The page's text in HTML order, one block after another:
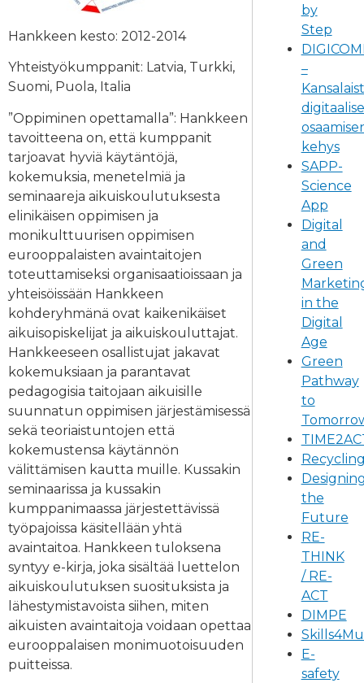
Hankkeen kesto: 2012-2014
Yhteistyökumppanit: Latvia, Turkki,
Suomi, Puola, Italia
”Oppiminen opettamalla”: Hankkeen
tavoitteena on, että kumppanit
tarjoavat hyviä käytäntöjä,
kokemuksia, menetelmiä ja
seminaareja aikuiskoulutuksesta
elinikäisen oppimisen ja
monikulttuurisen oppimisen
eurooppalaisten avaintaitojen
toteuttamiseksi organisaatioissaan ja
yhteisöissään Hankkeen
kohderyhmänä ovat kaikenikäiset
aikuisopiskelijat ja aikuiskouluttajat.
Hankkeeseen osallistujat jakavat
kokemuksiaan ja parantavat
pedagogisia taitojaan aikuisille
suunnatun oppimisen järjestämisessä
sekä teoriaistuntojen että
kokemustensa käytännön
välittämisen kautta muille. Kussakin
seminaarissa ja kussakin
kumppanimaassa järjestettävissä
työpajoissa käsitellään yhtä
avaintaitoa. Hankkeen tuloksena
syntyy e-kirja, joka sisältää luettelon
aikuiskoulutuksen suosituksista ja
lähestymistavoista siihen, miten
aikuisten avaintaitoja voidaan opettaa
eurooppalaisen monimuotoisuuden
puitteissa.
by
Step
–
kehys
SAPP-
Science
App
Digital
and
Green
in the
Digital
Age
Green
Pathway
to
the
Future
RE-
THINK
/ RE-
ACT
DIMPE
E-
safety